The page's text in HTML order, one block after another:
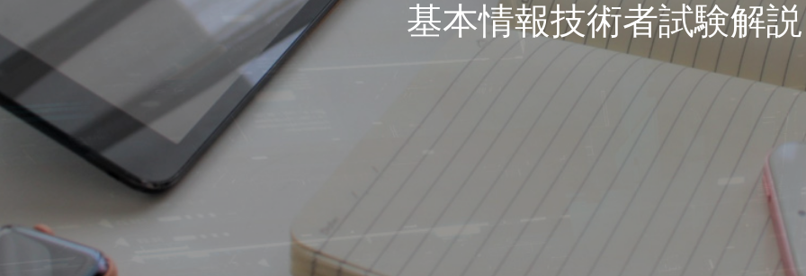
基本情報技術者試験解説